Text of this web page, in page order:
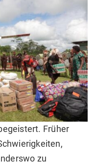
Früher
zu